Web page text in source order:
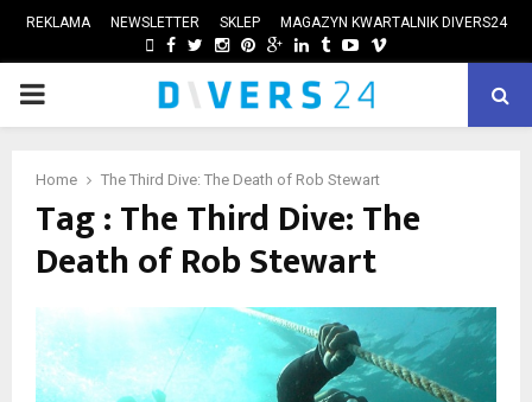
REKLAMA NEWSLETTER SKLEP MAGAZYN KWARTALNIK DIVERS24
FACEBOOK
TWITTER
INSTAGRAM
PINTEREST
GOOGLE
LINKEDIN
TUMBLRYOUTUBE
VIMEO
PRIMARY
Home The Third Dive: The Death of Rob Stewart
Tag : The Third Dive: The
Death of Rob Stewart